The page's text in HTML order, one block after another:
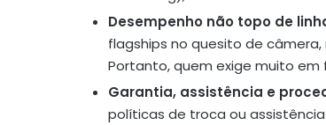
Desempenho não topo de
flagships no quesito de
Portanto, quem exige muito
Garantia, assistência e
políticas de troca ou